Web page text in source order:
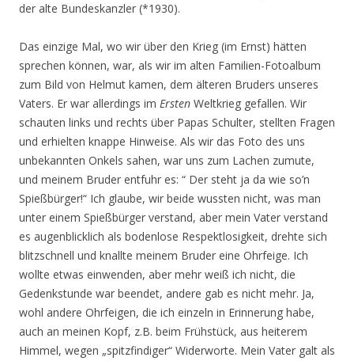
der alte Bundeskanzler (*1930).
Das einzige Mal, wo wir über den Krieg (im Ernst) hätten
sprechen können, war, als wir im alten Familien-Fotoalbum
zum Bild von Helmut kamen, dem älteren Bruders unseres
Vaters. Er war allerdings im Ersten Weltkrieg gefallen. Wir
schauten links und rechts über Papas Schulter, stellten Fragen
und erhielten knappe Hinweise. Als wir das Foto des uns
unbekannten Onkels sahen, war uns zum Lachen zumute,
und meinem Bruder entfuhr es: “ Der steht ja da wie so’n
Spießbürger!“ Ich glaube, wir beide wussten nicht, was man
unter einem Spießbürger verstand, aber mein Vater verstand
es augenblicklich als bodenlose Respektlosigkeit, drehte sich
blitzschnell und knallte meinem Bruder eine Ohrfeige. Ich
wollte etwas einwenden, aber mehr weiß ich nicht, die
Gedenkstunde war beendet, andere gab es nicht mehr. Ja,
wohl andere Ohrfeigen, die ich einzeln in Erinnerung habe,
auch an meinen Kopf, z.B. beim Frühstück, aus heiterem
Himmel, wegen „spitzfindiger“ Widerworte. Mein Vater galt als